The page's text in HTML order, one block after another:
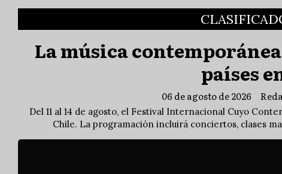
La música
países
06 de agosto de 2026
Del 11 al 14 de agosto, el Festival Internacional Cuyo
Chile. La programación incluirá conciertos, clases